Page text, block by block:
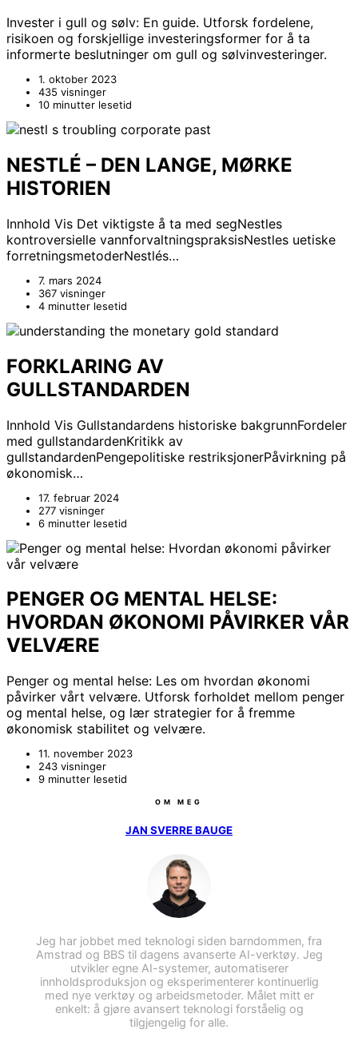
Invester i gull og sølv: En guide. Utforsk fordelene,
risikoen og forskjellige investeringsformer for å ta
informerte beslutninger om gull og sølvinvesteringer.
1. oktober 2023
435 visninger
10 minutter lesetid
NESTLÉ – DEN LANGE, MØRKE
HISTORIEN
Innhold Vis Det viktigste å ta med segNestles
kontroversielle vannforvaltningspraksisNestles uetiske
forretningsmetoderNestlés…
7. mars 2024
367 visninger
4 minutter lesetid
FORKLARING AV
GULLSTANDARDEN
Innhold Vis Gullstandardens historiske bakgrunnFordeler
med gullstandardenKritikk av
gullstandardenPengepolitiske restriksjonerPåvirkning på
økonomisk…
17. februar 2024
277 visninger
6 minutter lesetid
PENGER OG MENTAL HELSE:
HVORDAN ØKONOMI PÅVIRKER VÅR
VELVÆRE
Penger og mental helse: Les om hvordan økonomi
påvirker vårt velvære. Utforsk forholdet mellom penger
og mental helse, og lær strategier for å fremme
økonomisk stabilitet og velvære.
11. november 2023
243 visninger
9 minutter lesetid
OM MEG
JAN SVERRE BAUGE
Jeg har jobbet med teknologi siden barndommen, fra
Amstrad og BBS til dagens avanserte AI-verktøy. Jeg
utvikler egne AI-systemer, automatiserer
innholdsproduksjon og eksperimenterer kontinuerlig
med nye verktøy og arbeidsmetoder. Målet mitt er
enkelt: å gjøre avansert teknologi forståelig og
tilgjengelig for alle.